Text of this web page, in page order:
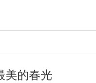
美的春光